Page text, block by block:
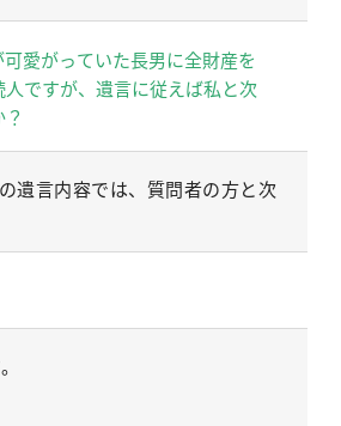
愛がっていた長男に全財産を
ですが、遺言に従えば私と次
遺言内容では、質問者の方と次